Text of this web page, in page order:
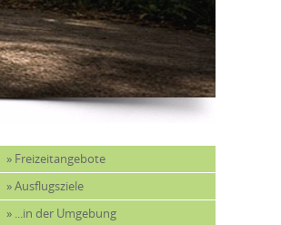
» Freizeitangebote
» Ausflugsziele
» ...in der Umgebung